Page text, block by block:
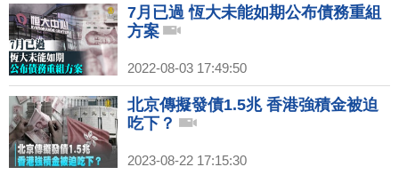
7月已過 恆大未能如期公布債務重組
方案
2022-08-03 17:49:50
北京傳擬發債1.5兆 香港強積金被迫
吃下？
2023-08-22 17:15:30